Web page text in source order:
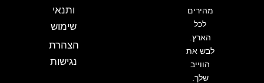
מהירים
לכל
הארץ.
לבש את
הווייב
שלך.
ותנאי
שימוש
הצהרת
נגישות